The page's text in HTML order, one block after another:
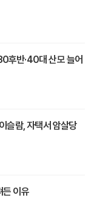
후반·40대 산모 늘어
슬람, 자택서 암살당
든 이유